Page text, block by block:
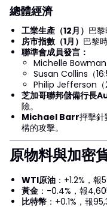
總體經濟
工業生產（12月） 巴黎
房市指數（1月） 巴黎
聯準會成員發言：
Michelle Bowman
Susan Collins（
Philip Jefferson（
芝加哥聯邦儲備行
險。
Michael Barr抨擊
構的攻擊。
原物料與加密
WTI原油 ：+1.2%，
黃金 ：-0.4%，報
比特幣 ：+0.1%，報